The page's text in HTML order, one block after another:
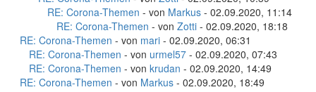
RE: Corona-Themen - von Markus - 02.09.2020, 11:14
RE: Corona-Themen - von Zotti - 02.09.2020, 18:18
RE: Corona-Themen - von mari - 02.09.2020, 06:31
RE: Corona-Themen - von urmel57 - 02.09.2020, 07:43
RE: Corona-Themen - von krudan - 02.09.2020, 14:49
RE: Corona-Themen - von Markus - 02.09.2020, 18:49